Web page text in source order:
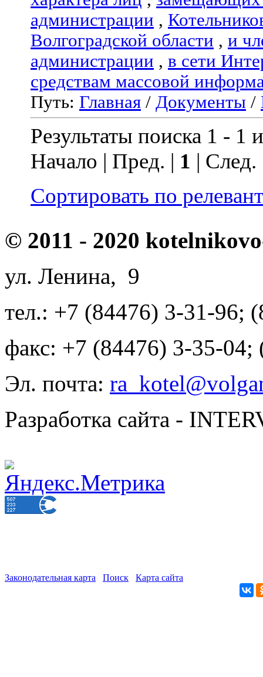
администрации ,
Волгоградской области , и
администрации , в сети
средствам массовой
Путь: Главная / Документы /
Результаты поиска 1 - 1
Начало | Пред. | 1 |
Сортировать по
© 2011 - 2020
ул. Ленина, 9
тел.: +7 (84476) 3-31-96;
факс: +7 (84476) 3-35-04;
Эл. почта:
Разработка сайта -
Законодательная карта Поиск Карта сайта